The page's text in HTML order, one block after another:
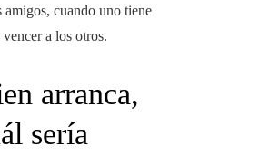
amigos, cuando uno tiene
a los otros.
arranca,
sería